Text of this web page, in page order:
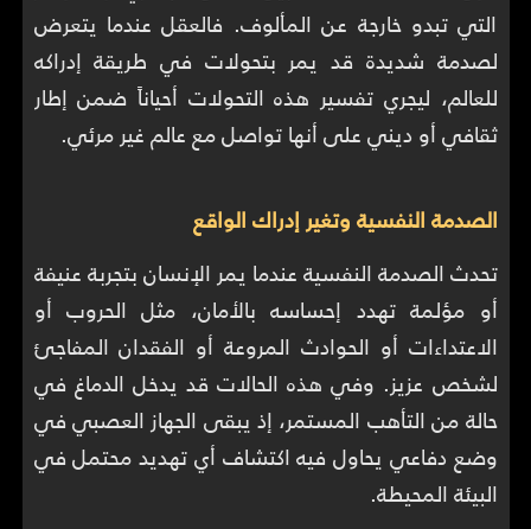
التي تبدو خارجة عن المألوف. فالعقل عندما يتعرض
لصدمة شديدة قد يمر بتحولات في طريقة إدراكه
للعالم، ليجري تفسير هذه التحولات أحياناً ضمن إطار
ثقافي أو ديني على أنها تواصل مع عالم غير مرئي.
الصدمة النفسية وتغير إدراك الواقع
تحدث الصدمة النفسية عندما يمر الإنسان بتجربة عنيفة
أو مؤلمة تهدد إحساسه بالأمان، مثل الحروب أو
الاعتداءات أو الحوادث المروعة أو الفقدان المفاجئ
لشخص عزيز. وفي هذه الحالات قد يدخل الدماغ في
حالة من التأهب المستمر، إذ يبقى الجهاز العصبي في
وضع دفاعي يحاول فيه اكتشاف أي تهديد محتمل في
البيئة المحيطة.